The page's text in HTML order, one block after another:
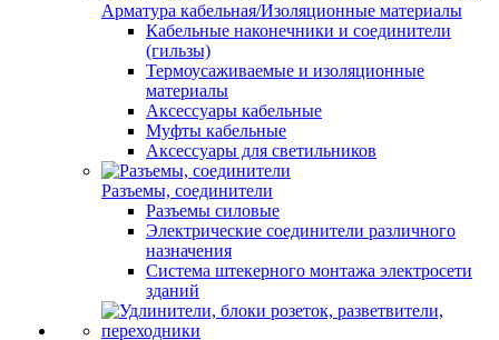
Арматура кабельная/Изоляционные материалы
Кабельные наконечники и соединители
(гильзы)
Термоусаживаемые и изоляционные
материалы
Аксессуары кабельные
Муфты кабельные
Аксессуары для светильников
Разъемы, соединители
Разъемы силовые
Электрические соединители различного
назначения
Система штекерного монтажа электросети
зданий